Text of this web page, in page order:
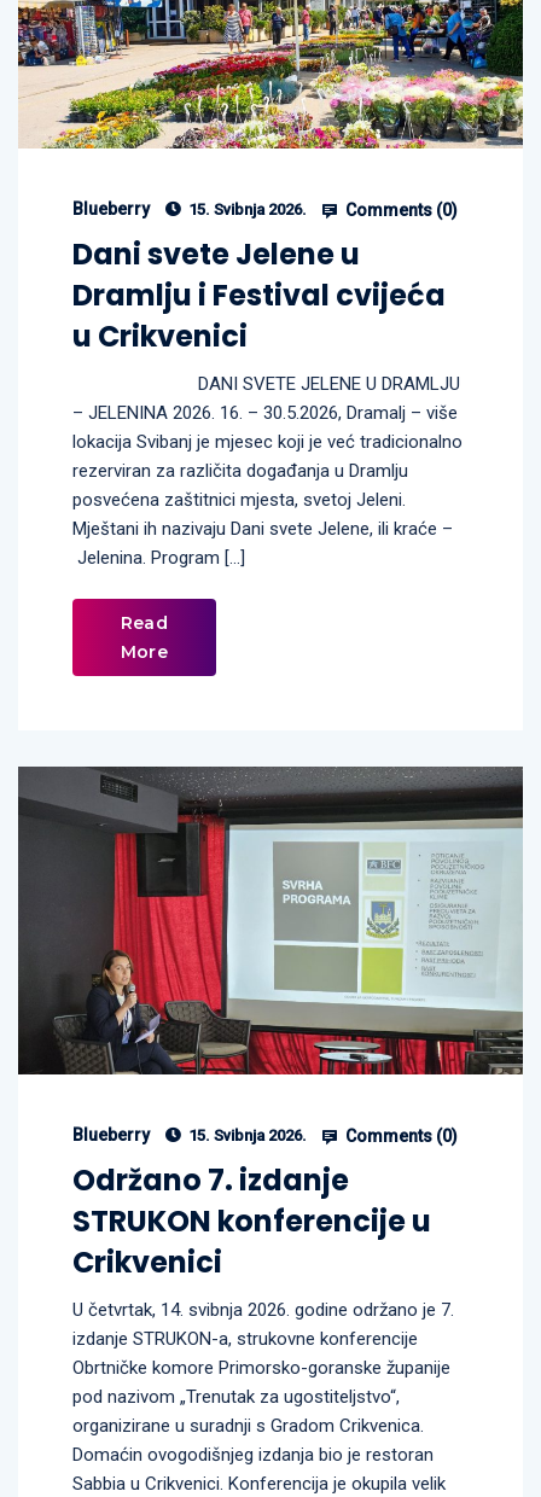
Blueberry 15. Svibnja 2026. Comments (0)
Dani svete Jelene u
Dramlju i Festival cvijeća
u Crikvenici
DANI SVETE JELENE U DRAMLJU
– JELENINA 2026. 16. – 30.5.2026, Dramalj – više
lokacija Svibanj je mjesec koji je već tradicionalno
rezerviran za različita događanja u Dramlju
posvećena zaštitnici mjesta, svetoj Jeleni.
Mještani ih nazivaju Dani svete Jelene, ili kraće –
Jelenina. Program […]
Read
More
Blueberry 15. Svibnja 2026. Comments (0)
Održano 7. izdanje
STRUKON konferencije u
Crikvenici
U četvrtak, 14. svibnja 2026. godine održano je 7.
izdanje STRUKON-a, strukovne konferencije
Obrtničke komore Primorsko-goranske županije
pod nazivom „Trenutak za ugostiteljstvo“,
organizirane u suradnji s Gradom Crikvenica.
Domaćin ovogodišnjeg izdanja bio je restoran
Sabbia u Crikvenici. Konferencija je okupila velik